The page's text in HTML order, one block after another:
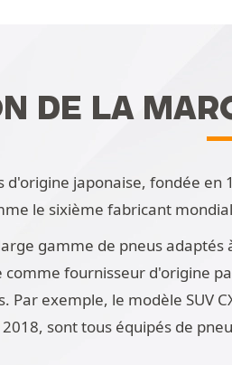
DE LA
japonaise, fondée
le sixième fabricant
gamme de pneus
comme fournisseur d'origine
Par exemple, le modèle SUV
sont tous équipés de